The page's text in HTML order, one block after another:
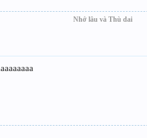
Nhớ lâu và Thù dai